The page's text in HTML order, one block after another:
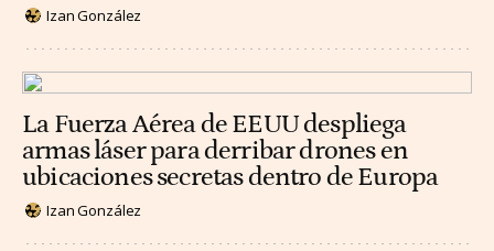
Izan González
La Fuerza Aérea de EEUU despliega
armas láser para derribar drones en
ubicaciones secretas dentro de Europa
Izan González